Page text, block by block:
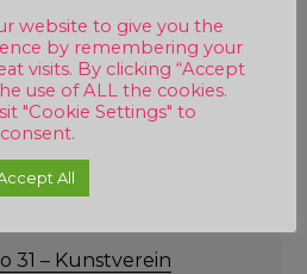
31 – Kunstverein
website to give you the
by remembering your
visits. By clicking “Accept
use of ALL the cookies.
"Cookie Settings" to
All